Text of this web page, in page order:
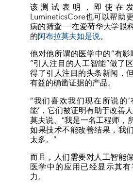
该测试表明，即使在
LumineticsCore也可以帮助
病的筛查——在爱荷华大学眼
的阿布拉莫夫如是说。
他对他所谓的医学中的“有
“引人注目的人工智能”做了
得了引人注目的头条新闻，
有益的确凿证据的产品。
“我们喜欢我们现在所说的
能’，它们被证明有助于改善
莫夫说。“我是一名工程师，
如果技术不能改善结果，我
太多。”
而且，人们需要对人工智能
医学中的应用已经显示其
力。